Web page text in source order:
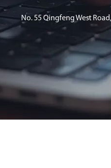
No. 55 Qingfeng West